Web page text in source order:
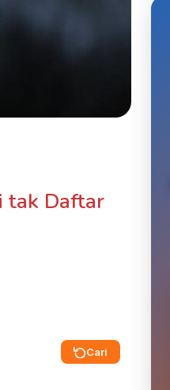
tak Daftar
Cari